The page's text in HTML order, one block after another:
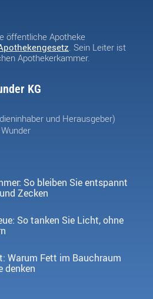
öffentliche Apotheke
. Sein Leiter ist
Apothekerkammer.
KG
und Herausgeber)
So bleiben Sie entspannt
Zecken
So tanken Sie Licht, ohne
Warum Fett im Bauchraum
denken